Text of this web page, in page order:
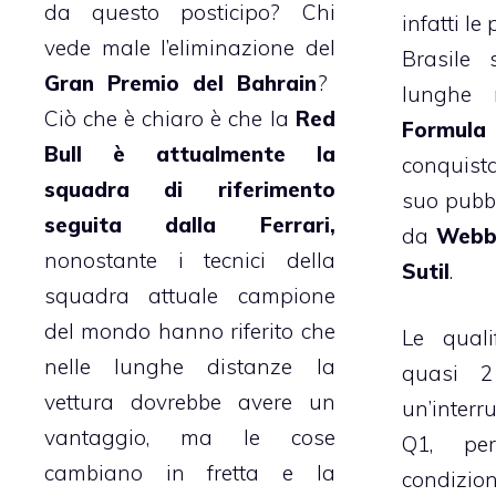
da questo posticipo? Chi
vede male l’eliminazione del
Gran Premio del Bahrain?
Ciò che è chiaro è che la Red
Bull è attualmente la
squadra di riferimento
seguita dalla Ferrari,
nonostante i tecnici della
squadra attuale campione
del mondo hanno riferito che
nelle lunghe distanze la
vettura dovrebbe avere un
vantaggio, ma le cose
cambiano in fretta e la
infatti le
Brasile
lunghe
suo
da
Sutil.
Le
quasi
Q1,